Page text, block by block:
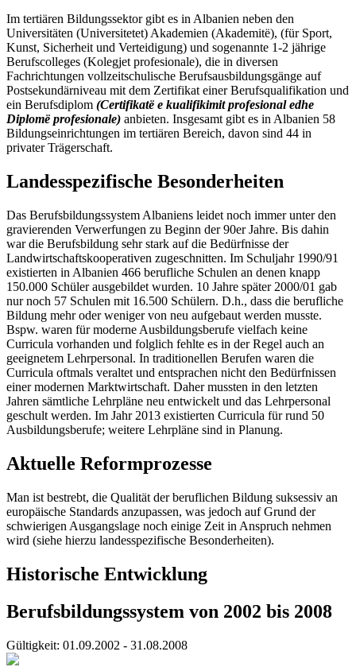
Im tertiären Bildungssektor gibt es in Albanien neben den
Universitäten (Universitetet) Akademien (Akademitë), (für Sport,
Kunst, Sicherheit und Verteidigung) und sogenannte 1-2 jährige
Berufscolleges (Kolegjet profesionale), die in diversen
Fachrichtungen vollzeitschulische Berufsausbildungsgänge auf
Postsekundärniveau mit dem Zertifikat einer Berufsqualifikation und
ein Berufsdiplom (Certifikatë e kualifikimit profesional edhe
Diplomë profesionale) anbieten. Insgesamt gibt es in Albanien 58
Bildungseinrichtungen im tertiären Bereich, davon sind 44 in
privater Trägerschaft.
Landesspezifische Besonderheiten
Das Berufsbildungssystem Albaniens leidet noch immer unter den
gravierenden Verwerfungen zu Beginn der 90er Jahre. Bis dahin
war die Berufsbildung sehr stark auf die Bedürfnisse der
Landwirtschaftskooperativen zugeschnitten. Im Schuljahr 1990/91
existierten in Albanien 466 berufliche Schulen an denen knapp
150.000 Schüler ausgebildet wurden. 10 Jahre später 2000/01 gab
nur noch 57 Schulen mit 16.500 Schülern. D.h., dass die berufliche
Bildung mehr oder weniger von neu aufgebaut werden musste.
Bspw. waren für moderne Ausbildungsberufe vielfach keine
Curricula vorhanden und folglich fehlte es in der Regel auch an
geeignetem Lehrpersonal. In traditionellen Berufen waren die
Curricula oftmals veraltet und entsprachen nicht den Bedürfnissen
einer modernen Marktwirtschaft. Daher mussten in den letzten
Jahren sämtliche Lehrpläne neu entwickelt und das Lehrpersonal
geschult werden. Im Jahr 2013 existierten Curricula für rund 50
Ausbildungsberufe; weitere Lehrpläne sind in Planung.
Aktuelle Reformprozesse
Man ist bestrebt, die Qualität der beruflichen Bildung suksessiv an
europäische Standards anzupassen, was jedoch auf Grund der
schwierigen Ausgangslage noch einige Zeit in Anspruch nehmen
wird (siehe hierzu landesspezifische Besonderheiten).
Historische Entwicklung
Berufsbildungssystem von 2002 bis 2008
Gültigkeit: 01.09.2002 - 31.08.2008